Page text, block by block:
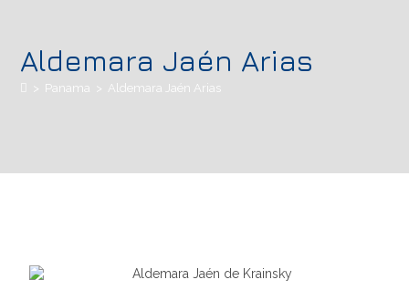
Aldemara Jaén Arias
> Panama > Aldemara Jaén Arias